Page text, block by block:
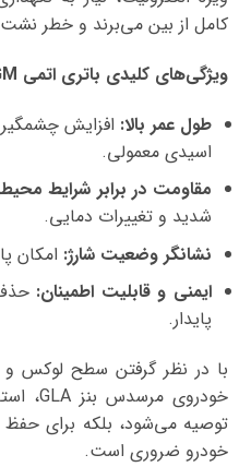
کامل از بین می‌برند و خطر
ویژگی‌های کلیدی باتری اتمی AGM برای مرسدس بنز GLA:
طول عمر بالا: افزایش چشمگیر
اسیدی معمولی.
مقاومت در برابر شرایط
شدید و تغییرات دمایی.
نشانگر وضعیت شارژ: امکان
ایمنی و قابلیت اطمینان:
پایدار.
با در نظر گرفتن سطح لوکس و
توصیه می‌شود، بلکه برای حفظ
خودرو ضروری است.